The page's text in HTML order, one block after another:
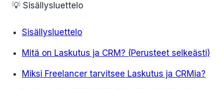
💡 Sisällysluettelo
Sisällysluettelo
Mitä on Laskutus ja CRM? (Perusteet selkeästi)
Miksi Freelancer tarvitsee Laskutus ja CRMia?